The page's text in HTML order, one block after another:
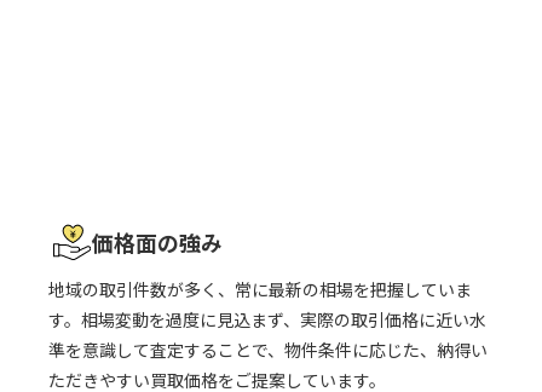
価格面の強み
地域の取引件数が多く、常に最新の相場を把握していま
す。相場変動を過度に見込まず、実際の取引価格に近い水
準を意識して査定することで、物件条件に応じた、納得い
ただきやすい買取価格をご提案しています。